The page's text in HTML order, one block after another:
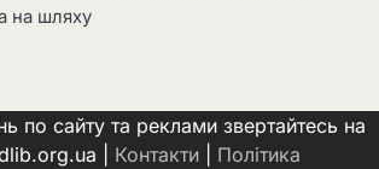
на шляху
по сайту та реклами звертайтесь на
| Контакти| Політика